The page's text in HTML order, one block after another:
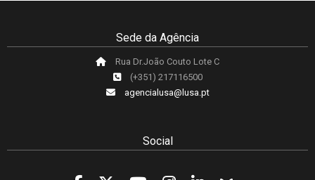
Sede da Agência
Rua Dr.João Couto Lote C
(+351) 217116500
agencialusa@lusa.pt
Social